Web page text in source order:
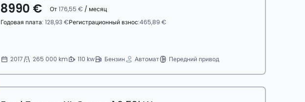
8990 € От176,55 € / месяц
Годовая плата: 128,93 €Регистрационный взнос:465,89 €
2017 265 000 km 110 kw Бензин Автомат Передний привод